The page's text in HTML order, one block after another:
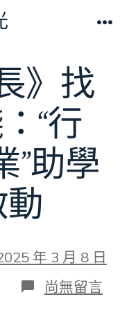
》找
“行
”助學
年 3 月 8 日
在
〈《心
尚無留言